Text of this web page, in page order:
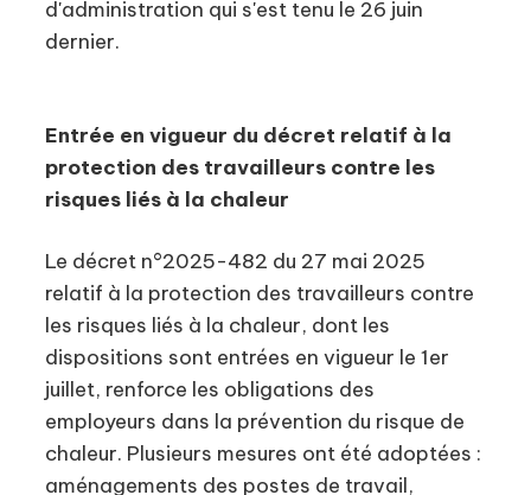
d'administration qui s'est tenu le 26 juin
dernier.
Entrée en vigueur du décret relatif à la
protection des travailleurs contre les
risques liés à la chaleur
Le décret n°2025-482 du 27 mai 2025
relatif à la protection des travailleurs contre
les risques liés à la chaleur, dont les
dispositions sont entrées en vigueur le 1er
juillet, renforce les obligations des
employeurs dans la prévention du risque de
chaleur. Plusieurs mesures ont été adoptées :
aménagements des postes de travail,